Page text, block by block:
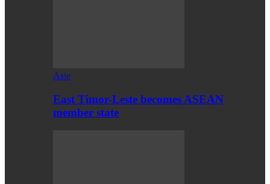
Asie
East Timor-Leste becomes ASEAN
member state